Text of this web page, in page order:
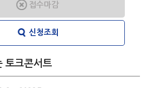
접수마감
신청조회
토크콘서트